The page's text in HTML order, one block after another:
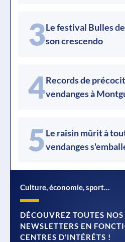
3Le festival Bulles
son crescendo
4Records de
vendanges à
5Le raisin mûrit à
vendanges
Culture, économie, sport…
DÉCOUVREZ TOUTES NOS
NEWSLETTERS EN
CENTRES D’INTÉRÉTS !